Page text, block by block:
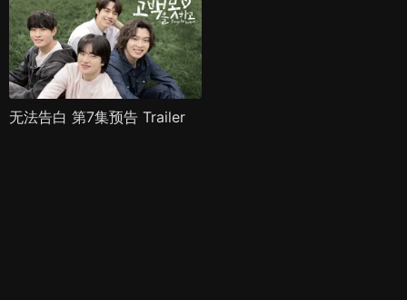
无法告白 第7集预告 Trailer